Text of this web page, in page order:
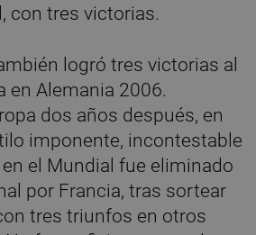
con tres victorias.
logró tres victorias al
en Alemania 2006.
dos años después, en
imponente, incontestable
el Mundial fue eliminado
por Francia, tras sortear
tres triunfos en otros